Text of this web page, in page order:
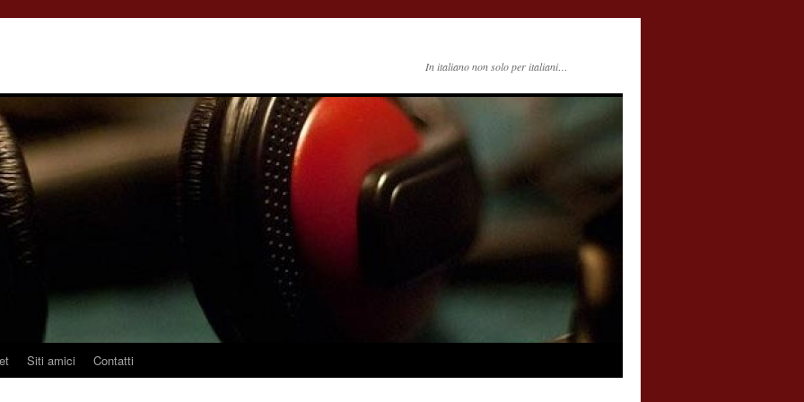
In italiano non solo per italiani…
Siti amici Contatti